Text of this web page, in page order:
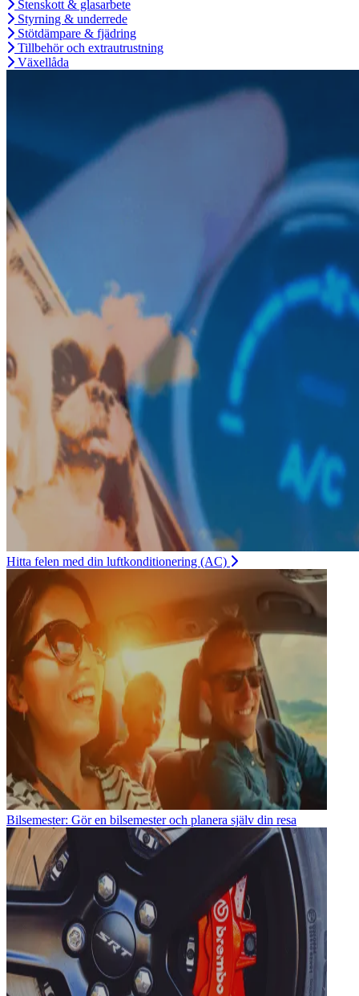
Stenskott & glasarbete
Styrning & underrede
Stötdämpare & fjädring
Tillbehör och extrautrustning
Växellåda
Hitta felen med din luftkonditionering (AC)
Bilsemester: Gör en bilsemester och planera själv din resa